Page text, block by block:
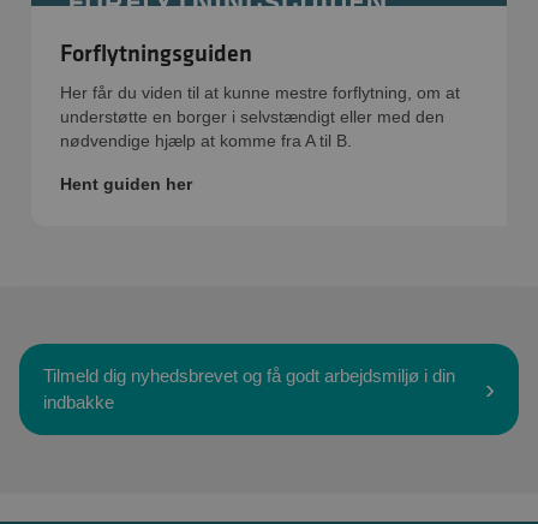
Forflytningsguiden
Her får du viden til at kunne mestre forflytning, om at
understøtte en borger i selvstændigt eller med den
nødvendige hjælp at komme fra A til B.
Hent guiden her
Tilmeld dig nyhedsbrevet og få godt arbejdsmiljø i din
indbakke